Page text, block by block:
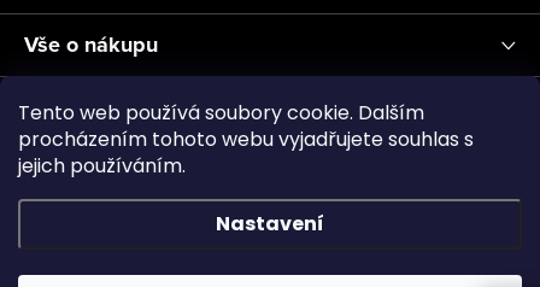
Tento web používá soubory cookie. Dalším
procházením tohoto webu vyjadřujete souhlas s
jejich používáním.
Nastavení
Vše o nákupu
Informace pro Vás
Realizace a servis akvárií ↗
Copyright 2026Aquascape.cz. Všechna práva vyhrazena.